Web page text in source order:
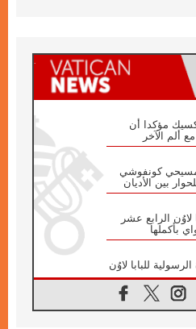
مؤكدا أن
ألم الآخر
مسيحي كونفوشي
بين الأديان
لاوُن الرابع عشر
بأكملها
للبابا لاوُن
هيروشيما الكنيسة في